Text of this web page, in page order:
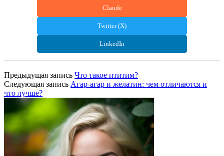
Claude
Twitter (X)
LinkedIn
Предыдущая запись Что такое птитим?
Следующая запись Агар-агар и желатин: чем отличаются и
что лучше?